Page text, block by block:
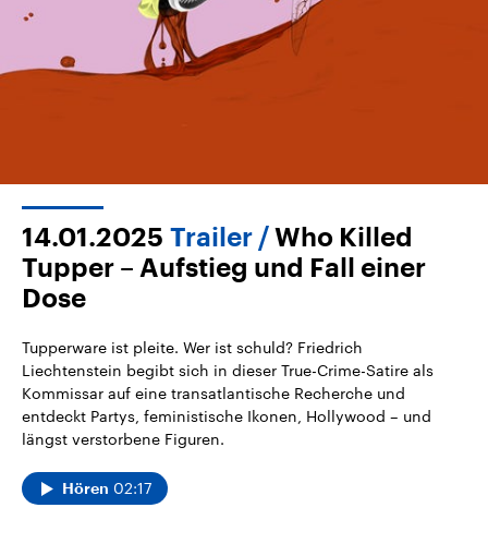
14.01.2025 Trailer
Who Killed
Tupper – Aufstieg und Fall einer
Dose
Tupperware ist pleite. Wer ist schuld? Friedrich
Liechtenstein begibt sich in dieser True-Crime-Satire als
Kommissar auf eine transatlantische Recherche und
entdeckt Partys, feministische Ikonen, Hollywood – und
längst verstorbene Figuren.
Hören 02:17